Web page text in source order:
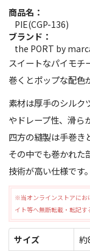
商品名：
PIE(CGP-136)
ブランド：
the PORT by
スイートなパイモチ
巻くとポップな配色
素材は厚手のシルク
やドレープ性、滑ら
四方の縫製は手巻き
その中でも巻かれた
技術が高い仕様です。
※当オンラインストアにお
イト等へ無断転載・転記す
サイズ